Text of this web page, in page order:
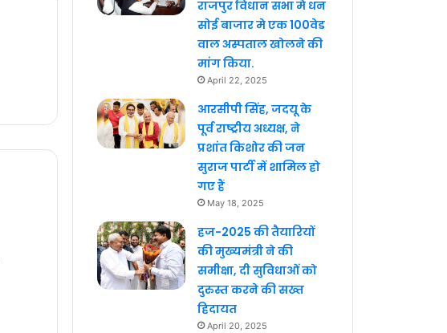
राजपुर विधान सभा मे धन
सोई बाजार मे एक 100वेड
वाल अस्पताल खोलने की
मांग किया.
April 22, 2025
आरसीपी सिंह, जदयू के
पूर्व राष्ट्रीय अध्यक्ष, ने
प्रशांत किशोर की जन
सुराज पार्टी में शामिल हो
गए हैं
May 18, 2025
हज-2025 की तैयारियों
की मुख्यमंत्री ने की
समीक्षा, दी सुविधाओं को
दुरुस्त करने की सख्त
हिदायत
April 20, 2025